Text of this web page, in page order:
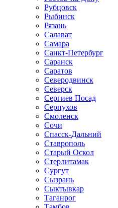
Рубцовск
Рыбинск
Рязань
Салават
Самара
Санкт-Петербург
Саранск
Саратов
Северодвинск
Северск
Сергиев Посад
Серпухов
Смоленск
Сочи
Спасск-Дальний
Ставрополь
Старый Оскол
Стерлитамак
Сургут
Сызрань
Сыктывкар
Таганрог